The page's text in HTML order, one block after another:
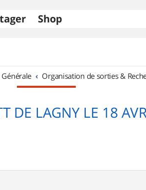
Shop
Générale Organisation de sorties &
DE LAGNY LE 18